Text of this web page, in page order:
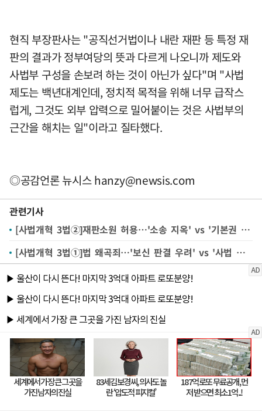
현직 부장판사는 "공직선거법이나 내란 재판 등 특정 재
판의 결과가 정부여당의 뜻과 다르게 나오니까 제도와
사법부 구성을 손보려 하는 것이 아닌가 싶다"며 "사법
제도는 백년대계인데, 정치적 목적을 위해 너무 급작스
럽게, 그것도 외부 압력으로 밀어붙이는 것은 사법부의
근간을 해치는 일"이라고 질타했다.
◎공감언론 뉴시스hanzy@newsis.com
관련기사
[사법개혁 3법②]재판소원 허용…'소송 지옥' vs '기본권 구제'
[사법개혁 3법①]법 왜곡죄…'보신 판결 우려' vs '사법 불신 해소'